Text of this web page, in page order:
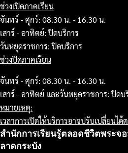
ช่วงเปิดภาคเรียน
จันทร์ - ศุกร์: 08.30 น. - 16.30 น.
เสาร์ - อาทิตย์: ปิดบริการ
วันหยุดราชการ: ปิดบริการ
ช่วงปิดภาคเรียน
จันทร์ - ศุกร์: 08.30 น. - 16.30 น.
เสาร์ - อาทิตย์ และวันหยุดราชการ: ปิดบ
หมายเหตุ:
เวลาการเปิดให้บริการอาจปรับเปลี่ยนไ
สำนักการเรียนรู้ตลอดชีวิตพระจ
ลาดกระบัง